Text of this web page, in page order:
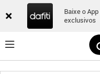
Baixe o
exclusivos